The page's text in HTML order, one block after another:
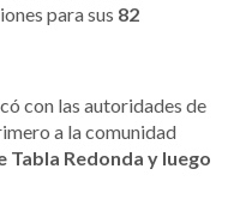
para sus 82
con las autoridades de
a la comunidad
Tabla Redonda y luego